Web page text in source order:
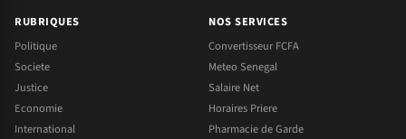
RUBRIQUES
Politique
Societe
Justice
Economie
International
NOS SERVICES
Convertisseur FCFA
Meteo Senegal
Salaire Net
Horaires Priere
Pharmacie de Garde